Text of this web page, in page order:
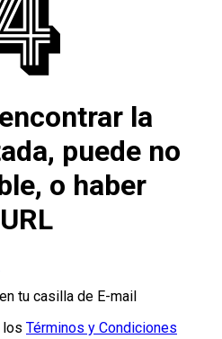
la
puede no
o haber
tu casilla de E-mail
los Términos y Condiciones